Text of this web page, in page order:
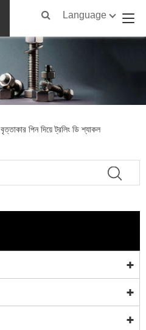
Language
বৃত্তাকার পিন দিয়ে ট্রলিং ডি শ্যাকল